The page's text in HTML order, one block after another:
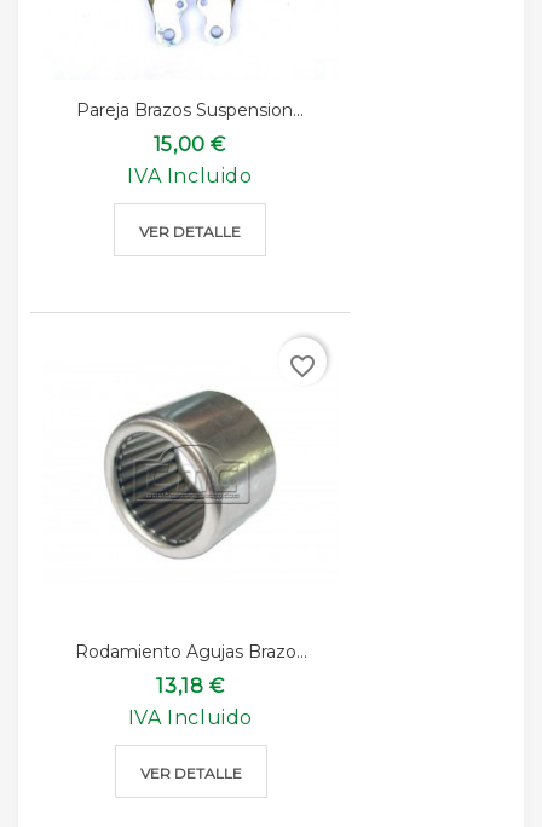
Pareja Brazos Suspension...
15,00 €
IVA Incluido
VER DETALLE
Rodamiento Agujas Brazo...
13,18 €
IVA Incluido
VER DETALLE
favorite_border